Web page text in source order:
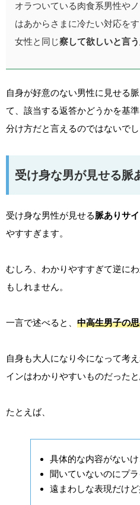
オラついている肉食系男性や
はあからさまに冷たい対応を
女性と同じ察して欲しいと言
自身が好意のない男性に見せる
て、該当する返答かどうかを基
分け方だと言えるのではないでし
受け身な男が見せる脈
受け身な男性が見せる脈ありサ
やすすぎます。
むしろ、わかりやすすぎて逆に
もしれません。
一言で述べると、 中高生男子の
自身も大人になり今になって考
インはわかりやすいものだった
たとえば、
具体的な内容がない
聞いていないのにプ
遠まわしな表現だけ